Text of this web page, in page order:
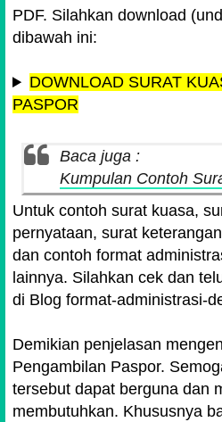
PDF. Silahkan download
dibawah ini:
DOWNLOAD SURAT
PASPOR
Baca juga :
Kumpulan Contoh
Untuk contoh surat kuasa,
pernyataan, surat
dan contoh format
lainnya. Silahkan cek dan
di Blog format-administrasi-
Demikian penjelasan
Pengambilan Paspor.
tersebut dapat berguna dan
membutuhkan. Khususnya